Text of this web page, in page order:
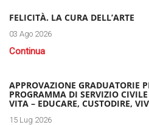
FELICITÀ. LA CURA DELL’ARTE
03 Ago 2026
Continua
APPROVAZIONE GRADUATORIE
PROGRAMMA DI SERVIZIO
VITA – EDUCARE, CUSTODIRE,
15 Lug 2026